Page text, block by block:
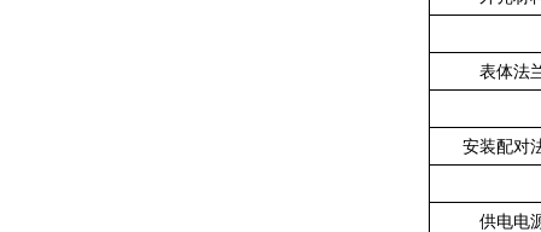
表体法
安装配对
供电电